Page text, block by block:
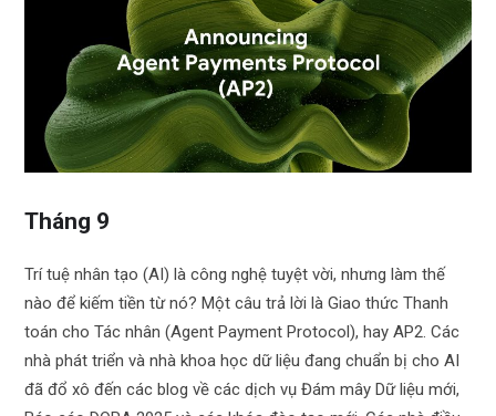
Tháng 9
Trí tuệ nhân tạo (AI) là công nghệ tuyệt vời, nhưng làm thế
nào để kiếm tiền từ nó? Một câu trả lời là Giao thức Thanh
toán cho Tác nhân (Agent Payment Protocol), hay AP2. Các
nhà phát triển và nhà khoa học dữ liệu đang chuẩn bị cho AI
đã đổ xô đến các blog về các dịch vụ Đám mây Dữ liệu mới,